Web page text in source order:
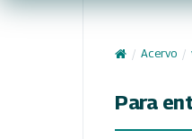
/ Acervo /
Para